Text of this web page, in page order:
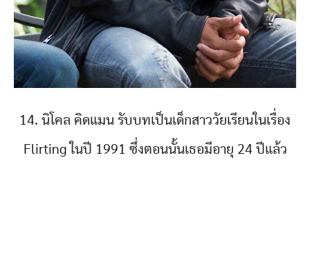
14. นิโคล คิดแมน รับบทเป็นเด็กสาววัยเรียนในเรื่อง
Flirting ในปี 1991 ซึ่งตอนนั้นเธอมีอายุ 24 ปีแล้ว